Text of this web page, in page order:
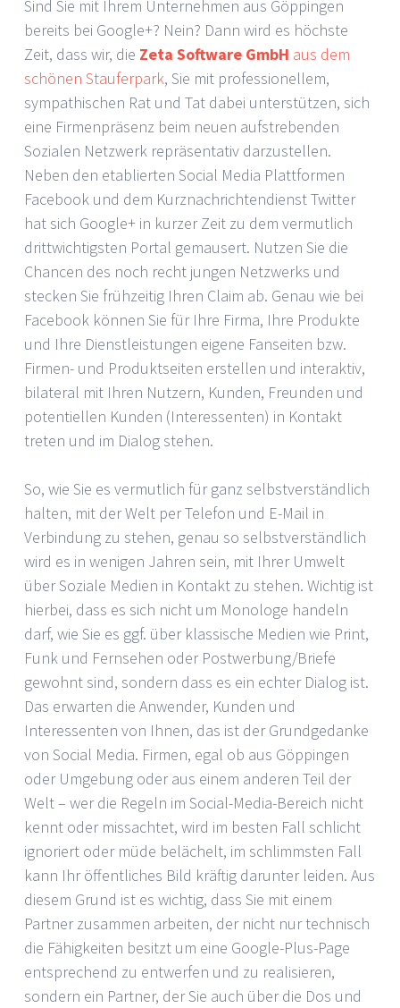
Sind Sie mit Ihrem Unternehmen aus Göppingen
bereits bei Google+? Nein? Dann wird es höchste
Zeit, dass wir, die Zeta Software GmbH aus dem
schönen Stauferpark, Sie mit professionellem,
sympathischen Rat und Tat dabei unterstützen, sich
eine Firmenpräsenz beim neuen aufstrebenden
Sozialen Netzwerk repräsentativ darzustellen.
Neben den etablierten Social Media Plattformen
Facebook und dem Kurznachrichtendienst Twitter
hat sich Google+ in kurzer Zeit zu dem vermutlich
drittwichtigsten Portal gemausert. Nutzen Sie die
Chancen des noch recht jungen Netzwerks und
stecken Sie frühzeitig Ihren Claim ab. Genau wie bei
Facebook können Sie für Ihre Firma, Ihre Produkte
und Ihre Dienstleistungen eigene Fanseiten bzw.
Firmen- und Produktseiten erstellen und interaktiv,
bilateral mit Ihren Nutzern, Kunden, Freunden und
potentiellen Kunden (Interessenten) in Kontakt
treten und im Dialog stehen.
So, wie Sie es vermutlich für ganz selbstverständlich
halten, mit der Welt per Telefon und E-Mail in
Verbindung zu stehen, genau so selbstverständlich
wird es in wenigen Jahren sein, mit Ihrer Umwelt
über Soziale Medien in Kontakt zu stehen. Wichtig ist
hierbei, dass es sich nicht um Monologe handeln
darf, wie Sie es ggf. über klassische Medien wie Print,
Funk und Fernsehen oder Postwerbung/Briefe
gewohnt sind, sondern dass es ein echter Dialog ist.
Das erwarten die Anwender, Kunden und
Interessenten von Ihnen, das ist der Grundgedanke
von Social Media. Firmen, egal ob aus Göppingen
oder Umgebung oder aus einem anderen Teil der
Welt – wer die Regeln im Social-Media-Bereich nicht
kennt oder missachtet, wird im besten Fall schlicht
ignoriert oder müde belächelt, im schlimmsten Fall
kann Ihr öffentliches Bild kräftig darunter leiden. Aus
diesem Grund ist es wichtig, dass Sie mit einem
Partner zusammen arbeiten, der nicht nur technisch
die Fähigkeiten besitzt um eine Google-Plus-Page
entsprechend zu entwerfen und zu realisieren,
sondern ein Partner, der Sie auch über die Dos und